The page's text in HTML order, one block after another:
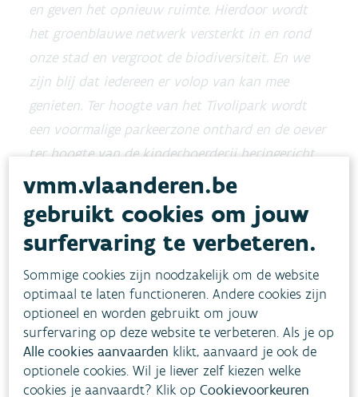
en geven het opnieuw ruimte. Hierdoor wordt
het groenblauwe netwerk versterkt in en rond
onze stad en vergroot de biodiversiteit. En we
zijn blij dat iedereen er volop van kan mee
genieten. Ter hoogte van het Tivolipark wordt
een voormalige parkeerzone onthard en de oever
ter hoogte van de kinderboerderij heringericht.
Een houten vlonder biedt een aangename plek
om langs het water te zitten. Fiets- en
wandelpaden dooraderen de Vrouwvlietvallei.”
De werken starten op 16 oktober 2023 en lopen
tot het einde van de zomer 2024.
vmm.vlaanderen.be
gebruikt cookies om jouw
surfervaring te verbeteren.
Sommige cookies zijn noodzakelijk om de website
optimaal te laten functioneren. Andere cookies zijn
optioneel en worden gebruikt om jouw
surfervaring op deze website te verbeteren. Als je op
Alle cookies aanvaarden klikt, aanvaard je ook de
optionele cookies. Wil je liever zelf kiezen welke
cookies je aanvaardt? Klik opCookievoorkeuren